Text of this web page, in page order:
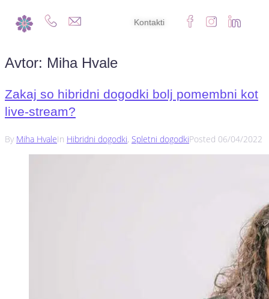
Kontakti
Avtor: Miha Hvale
Zakaj so hibridni dogodki bolj pomembni kot
live-stream?
By Miha HvaleIn Hibridni dogodki, Spletni dogodkiPosted 06/04/2022